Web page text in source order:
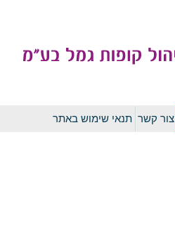
צור קשר תנאי שימוש באתר